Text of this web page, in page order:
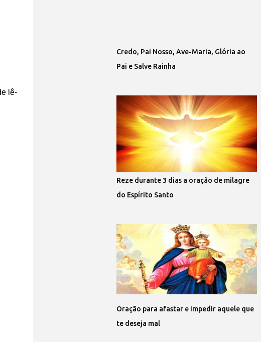
lê-
Credo, Pai Nosso, Ave-Maria, Glória ao
Pai e Salve Rainha
Reze durante 3 dias a oração de milagre
do Espírito Santo
Oração para afastar e impedir aquele que
te deseja mal